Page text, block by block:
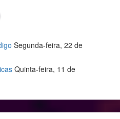
Segunda-feira, 22 de
Quinta-feira, 11 de